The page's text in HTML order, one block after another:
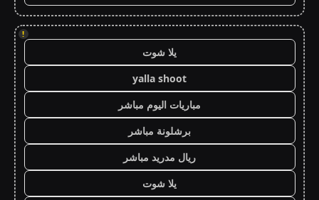
!
يلا شوت
yalla shoot
مباريات اليوم مباشر
برشلونة مباشر
ريال مدريد مباشر
يلا شوت